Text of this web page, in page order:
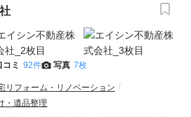
コミ 92件 写真 7枚
リフォーム・リノベーション
・遺品整理